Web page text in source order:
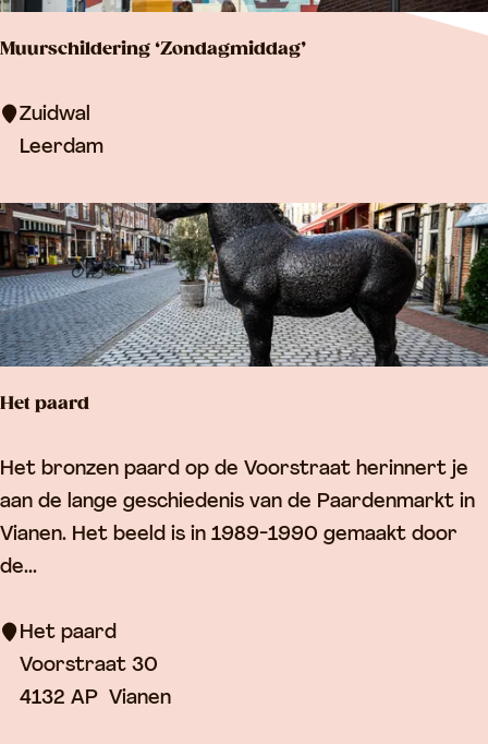
n
Muurschildering ‘Zondagmiddag’
M
r
s
c
h
i
d
r
i
n
g
Z
Zuidwal
Leerdam
Het paard
H
e
t
p
a
Het bronzen paard op de Voorstraat herinnert je
aan de lange geschiedenis van de Paardenmarkt in
Vianen. Het beeld is in 1989-1990 gemaakt door
de...
Het paard
Voorstraat 30
4132 AP Vianen